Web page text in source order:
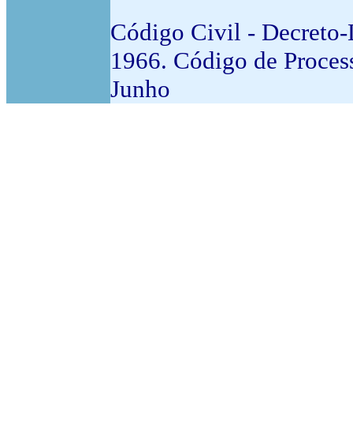
Código Civil - Decreto-
1966. Código de
Junho